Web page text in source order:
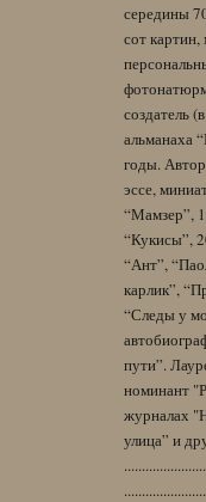
середины
сот
создатель
альманаха
годы.
эссе,
“Мамзер”,
“Кукисы”,
“Ант”,
карлик”,
“Следы у
пути”.
номинант
журналах
улица” и